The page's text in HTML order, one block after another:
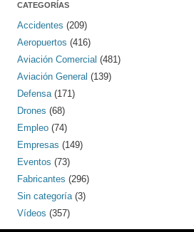
CATEGORÍAS
Accidentes (209)
Aeropuertos (416)
Aviación Comercial (481)
Aviación General (139)
Defensa(171)
Drones (68)
Empleo (74)
Empresas (149)
Eventos (73)
Fabricantes (296)
Sin categoría(3)
Vídeos (357)